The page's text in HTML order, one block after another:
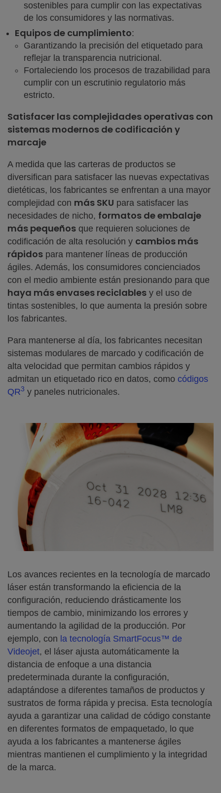
sostenibles para cumplir con las expectativas
de los consumidores y las normativas.
Equipos de cumplimiento:
Garantizando la precisión del etiquetado para
reflejar la transparencia nutricional.
Fortaleciendo los procesos de trazabilidad para
cumplir con un escrutinio regulatorio más
estricto.
Satisfacer las complejidades operativas con
sistemas modernos de codificación y
marcaje
A medida que las carteras de productos se
diversifican para satisfacer las nuevas expectativas
dietéticas, los fabricantes se enfrentan a una mayor
complejidad con más SKU para satisfacer las
necesidades de nicho, formatos de embalaje
más pequeños que requieren soluciones de
codificación de alta resolución y cambios más
rápidos para mantener líneas de producción
ágiles. Además, los consumidores concienciados
con el medio ambiente están presionando para que
haya más envases reciclables y el uso de
tintas sostenibles, lo que aumenta la presión sobre
los fabricantes.
Para mantenerse al día, los fabricantes necesitan
sistemas modulares de marcado y codificación de
alta velocidad que permitan cambios rápidos y
admitan un etiquetado rico en datos, como códigos
QR3 y paneles nutricionales.
Los avances recientes en la tecnología de marcado
láser están transformando la eficiencia de la
configuración, reduciendo drásticamente los
tiempos de cambio, minimizando los errores y
aumentando la agilidad de la producción. Por
ejemplo, con la tecnología SmartFocus™ de
Videojet, el láser ajusta automáticamente la
distancia de enfoque a una distancia
predeterminada durante la configuración,
adaptándose a diferentes tamaños de productos y
sustratos de forma rápida y precisa. Esta tecnología
ayuda a garantizar una calidad de código constante
en diferentes formatos de empaquetado, lo que
ayuda a los fabricantes a mantenerse ágiles
mientras mantienen el cumplimiento y la integridad
de la marca.